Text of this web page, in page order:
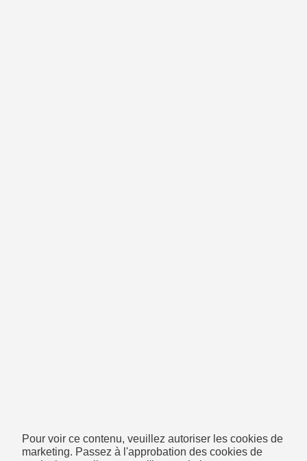
Pour voir ce contenu, veuillez autoriser les cookies de
marketing. Passez à l'approbation des cookies de